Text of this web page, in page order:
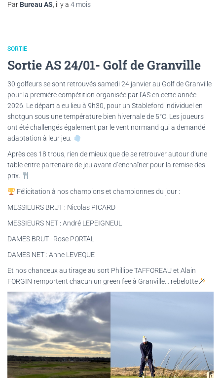
Par Bureau AS , il y a 4 mois
SORTIE
Sortie AS 24/01- Golf de Granville
30 golfeurs se sont retrouvés samedi 24 janvier au Golf de Granville
pour la première compétition organisée par l’AS en cette année
2026. Le départ a eu lieu à 9h30, pour un Stableford individuel en
shotgun sous une température bien hivernale de 5°C. Les joueurs
ont été challengés également par le vent normand qui a demandé
adaptation à leur jeu.
Après ces 18 trous, rien de mieux que de se retrouver autour d’une
table entre partenaire de jeu avant d’enchaîner pour la remise des
prix.
Félicitation à nos champions et championnes du jour :
MESSIEURS BRUT : Nicolas PICARD
MESSIEURS NET : André LEPEIGNEUL
DAMES BRUT : Rose PORTAL
DAMES NET : Anne LEVEQUE
Et nos chanceux au tirage au sort Phillipe TAFFOREAU et Alain
FORGIN remportent chacun un green fee à Granville… rebelotte